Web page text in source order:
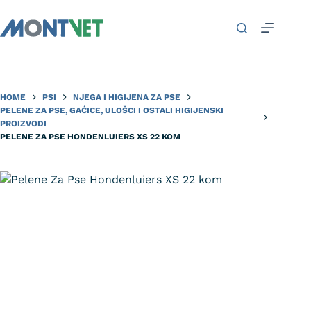
HOME PSI
NJEGA I HIGIJENA ZA PSE
PELENE ZA PSE, GAĆICE, ULOŠCI I OSTALI HIGIJENSKI
PROIZVODI
PELENE ZA PSE HONDENLUIERS XS 22 KOM